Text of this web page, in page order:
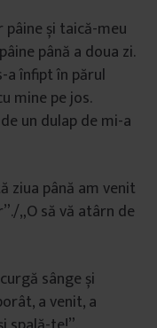
și taică-meu
până a doua zi.
a înfipt în părul
mine pe jos.
un dulap de mi-a
ziua până am venit
„O să vă atârn de
sânge și
a venit, a